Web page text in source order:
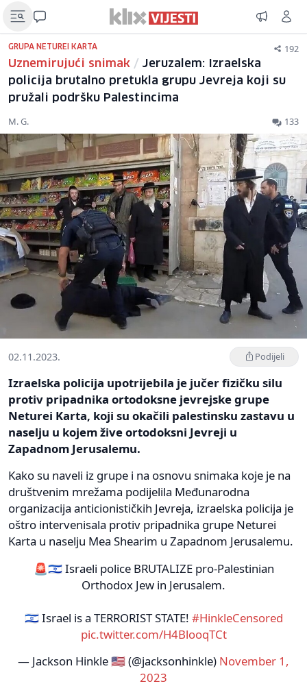
GRUPA NETUREI KARTA 192
Uznemirujući snimak / Jeruzalem: Izraelska
policija brutalno pretukla grupu Jevreja koji su
pružali podršku Palestincima
M. G. 133
02.11.2023. Podijeli
Izraelska policija upotrijebila je jučer fizičku silu
protiv pripadnika ortodoksne jevrejske grupe
Neturei Karta, koji su okačili palestinsku zastavu u
naselju u kojem žive ortodoksni Jevreji u
Zapadnom Jerusalemu.
Kako su naveli iz grupe i na osnovu snimaka koje je na
društvenim mrežama podijelila Međunarodna
organizacija anticionističkih Jevreja, izraelska policija je
oštro intervenisala protiv pripadnika grupe Neturei
Karta u naselju Mea Shearim u Zapadnom Jerusalemu.
🚨🇮🇱 Israeli police BRUTALIZE pro-Palestinian
Orthodox Jew in Jerusalem.
🇮🇱 Israel is a TERRORIST STATE! #HinkleCensored
pic.twitter.com/H4BlooqTCt
— Jackson Hinkle 🇺🇸 (@jacksonhinkle) November 1,
2023